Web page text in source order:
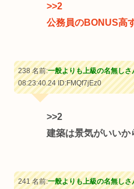
>>2
公務員のBONUS高
238 名前:一般よりも上級の名無しさ
08:23:40.24ID:FMQf7jEz0
>>2
建築は景気がいいか
241 名前:一般よりも上級の名無しさ